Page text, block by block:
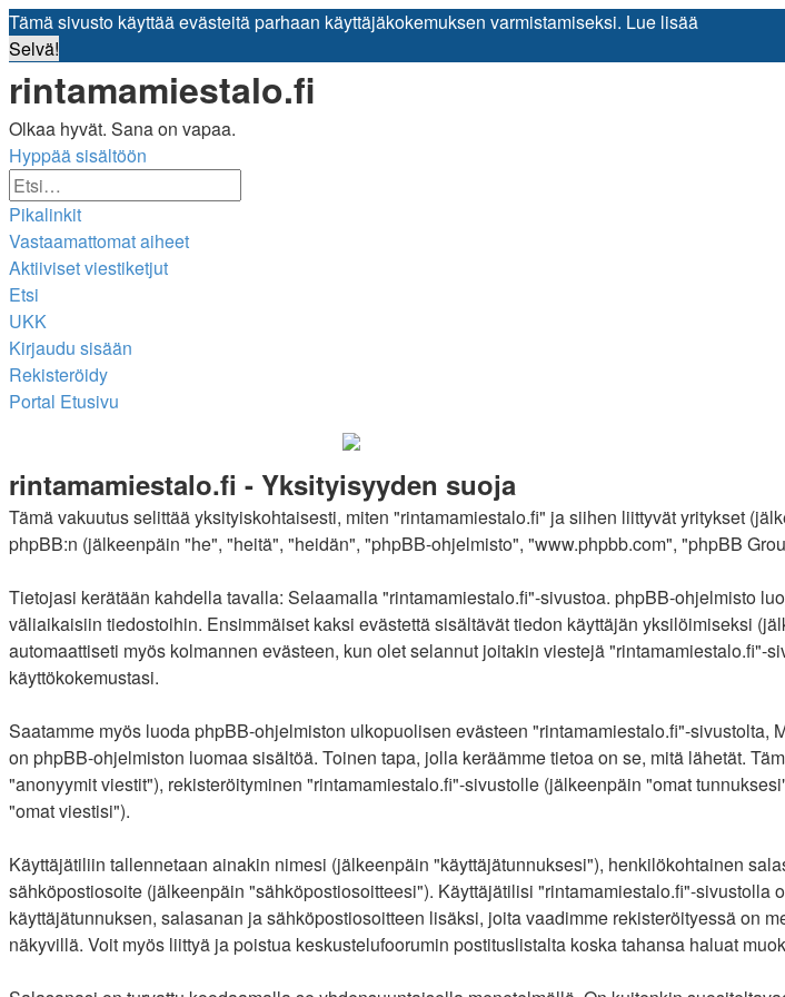
Tämä sivusto käyttää evästeitä parhaan käyttäjäkokemuksen varmistamiseksi. Lue lisää
Selvä!
rintamamiestalo.fi
Olkaa hyvät. Sana on vapaa.
Hyppää sisältöön
Pikalinkit
Vastaamattomat aiheet
Aktiiviset viestiketjut
Etsi
UKK
Kirjaudu sisään
Rekisteröidy
Portal Etusivu
rintamamiestalo.fi - Yksityisyyden suoja
Tämä vakuutus selittää yksityiskohtaisesti, miten "rintamamiestalo.fi" ja siihen liittyvät yritykset
phpBB:n (jälkeenpäin "he", "heitä", "heidän", "phpBB-ohjelmisto", "www.phpbb.com", "phpBB
Tietojasi kerätään kahdella tavalla: Selaamalla "rintamamiestalo.fi"-sivustoa. phpBB-ohjelmisto
väliaikaisiin tiedostoihin. Ensimmäiset kaksi evästettä sisältävät tiedon käyttäjän yksilöimiseksi
automaattiseti myös kolmannen evästeen, kun olet selannut joitakin viestejä
käyttökokemustasi.
Saatamme myös luoda phpBB-ohjelmiston ulkopuolisen evästeen "rintamamiestalo.fi"-
on phpBB-ohjelmiston luomaa sisältöä. Toinen tapa, jolla keräämme tietoa on se, mitä lähetät.
"anonyymit viestit"), rekisteröityminen "rintamamiestalo.fi"-sivustolle (jälkeenpäin "omat
"omat viestisi").
Käyttäjätiliin tallennetaan ainakin nimesi (jälkeenpäin "käyttäjätunnuksesi"), henkilökohtainen
sähköpostiosoite (jälkeenpäin "sähköpostiosoitteesi"). Käyttäjätilisi "rintamamiestalo.fi"-
käyttäjätunnuksen, salasanan ja sähköpostiosoitteen lisäksi, joita vaadimme rekisteröityessä on
näkyvillä. Voit myös liittyä ja poistua keskustelufoorumin postituslistalta koska tahansa haluat